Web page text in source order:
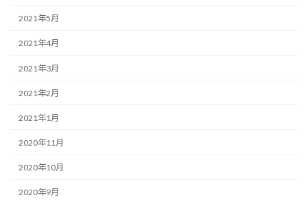
2021年5月
2021年4月
2021年3月
2021年2月
2021年1月
2020年11月
2020年10月
2020年9月